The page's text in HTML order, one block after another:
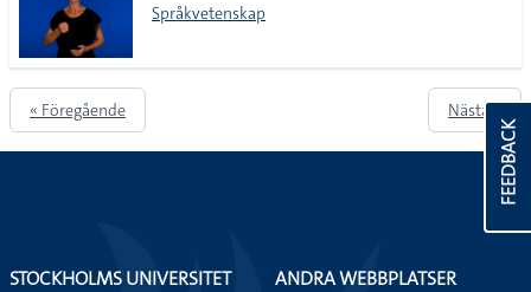
Språkvetenskap
« Föregående Nästa »
FEEDBACK
STOCKHOLMS UNIVERSITET
ANDRA WEBBPLATSER